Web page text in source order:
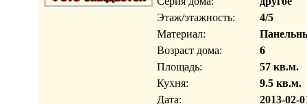
Этаж/этажность:
4/5
Материал:
Возраст дома:
6
Площадь:
57 кв.м.
Кухня:
9.5 кв.м.
Дата:
2013-02-